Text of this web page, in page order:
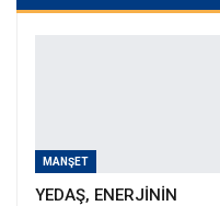
MANŞET
YEDAŞ, ENERJİNİN